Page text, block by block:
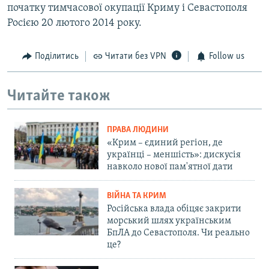
початку тимчасової окупації Криму і Севастополя
Росією 20 лютого 2014 року.
Поділитись Читати без VPN Follow us
Читайте також
ПРАВА ЛЮДИНИ
«Крим – єдиний регіон, де
українці – меншість»: дискусія
навколо нової пам'ятної дати
ВІЙНА ТА КРИМ
Російська влада обіцяє закрити
морський шлях українським
БпЛА до Севастополя. Чи реально
це?